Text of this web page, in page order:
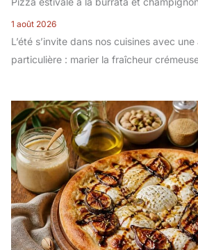
1 août 2026
L’été s’invite dans nos cuisines avec
particulière : marier la fraîcheur